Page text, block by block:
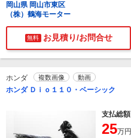
岡山県 岡山市東区
（株）鶴海モーター
無料 お見積り/お問合せ
ホンダ 複数画像 動画
ホンダ Ｄｉｏ１１０・ベーシック
支払総額
25万円